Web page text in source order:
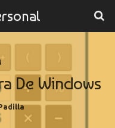
De Windows